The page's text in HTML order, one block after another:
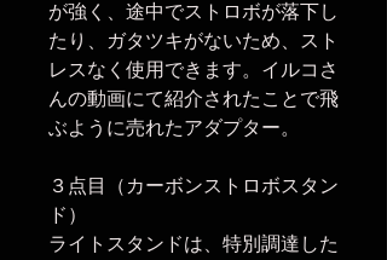
が強く、途中でストロボが落下し
たり、ガタツキがないため、スト
レスなく使用できます。イルコさ
んの動画にて紹介されたことで飛
ぶように売れたアダプター。
３点目（カーボンストロボスタン
ド）
ライトスタンドは、特別調達した